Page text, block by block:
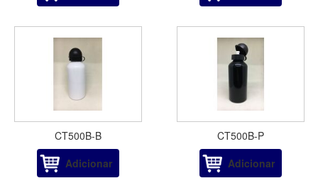
CT500B-B
Adicionar
CT500B-P
Adicionar